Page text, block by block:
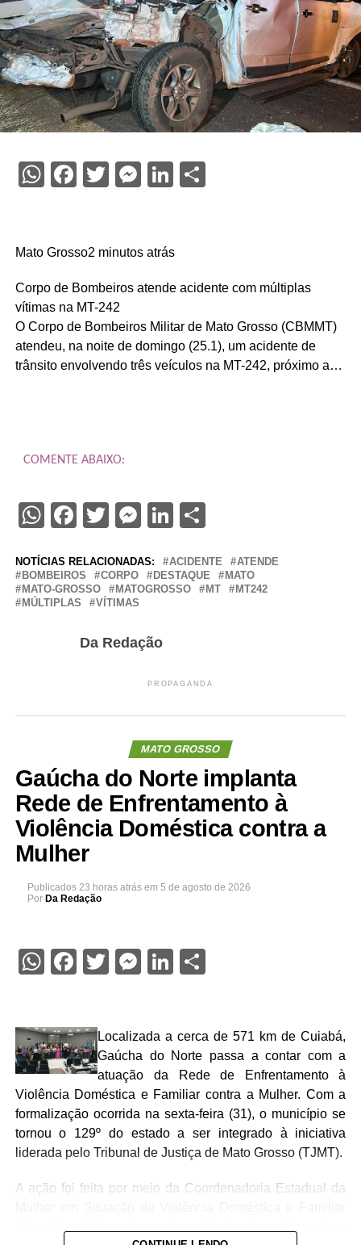
WhatsApp
Facebook
TwitterMessenger
LinkedIn
Mato Grosso2 minutos atrás
Corpo de Bombeiros atende acidente com múltiplas
vítimas na MT-242
O Corpo de Bombeiros Militar de Mato Grosso (CBMMT)
atendeu, na noite de domingo (25.1), um acidente de
trânsito envolvendo três veículos na MT-242, próximo a…
COMENTE ABAIXO:
WhatsApp
Facebook
TwitterMessenger
LinkedIn
NOTÍCIAS RELACIONADAS: ACIDENTE
ATENDE
BOMBEIROS
CORPO DESTAQUE
MATO
MATO-GROSSO
MATOGROSSO MT
MT242
MÚLTIPLAS
VÍTIMAS
Da Redação
PROPAGANDA
MATO GROSSO
Gaúcha do Norte implanta
Rede de Enfrentamento à
Violência Doméstica contra a
Mulher
Publicados 23 horas atrás em 5 de agosto de 2026
Por Da Redação
WhatsApp
Facebook
TwitterMessenger
LinkedIn
Localizada a cerca de 571 km de Cuiabá,
Gaúcha do Norte passa a contar com a
atuação da Rede de Enfrentamento à
Violência Doméstica e Familiar contra a Mulher. Com a
formalização ocorrida na sexta-feira (31), o município se
tornou o 129º do estado a ser integrado à iniciativa
liderada pelo Tribunal de Justiça de Mato Grosso (TJMT).
A ação foi feita por meio da Coordenadoria Estadual da